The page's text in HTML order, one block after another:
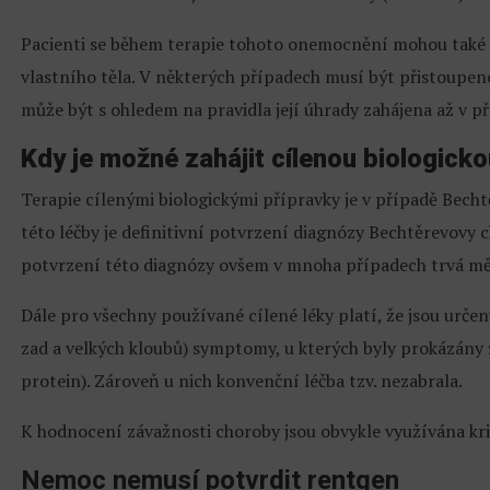
Pacienti se během terapie tohoto onemocnění mohou
vlastního těla. V některých případech musí být
může být s ohledem na pravidla její úhrady zahájena až v
Kdy je možné zahájit cílenou
Terapie cílenými biologickými přípravky je v případě
této léčby je definitivní potvrzení diagnózy Bechtěrevovy
potvrzení této diagnózy ovšem v mnoha případech trvá
Dále pro všechny používané cílené léky platí, že jsou
zad a velkých kloubů) symptomy, u kterých byly
protein). Zároveň u nich konvenční léčba tzv. nezabrala.
K hodnocení závažnosti choroby jsou obvykle využívána
Nemoc nemusí potvrdit rentgen